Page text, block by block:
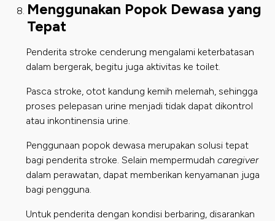
Menggunakan Popok Dewasa yang
Tepat
Penderita stroke cenderung mengalami keterbatasan
dalam bergerak, begitu juga aktivitas ke toilet.
Pasca stroke, otot kandung kemih melemah, sehingga
proses pelepasan urine menjadi tidak dapat dikontrol
atau inkontinensia urine.
Penggunaan popok dewasa merupakan solusi tepat
bagi penderita stroke. Selain mempermudah caregiver
dalam perawatan, dapat memberikan kenyamanan juga
bagi pengguna.
Untuk penderita dengan kondisi berbaring, disarankan